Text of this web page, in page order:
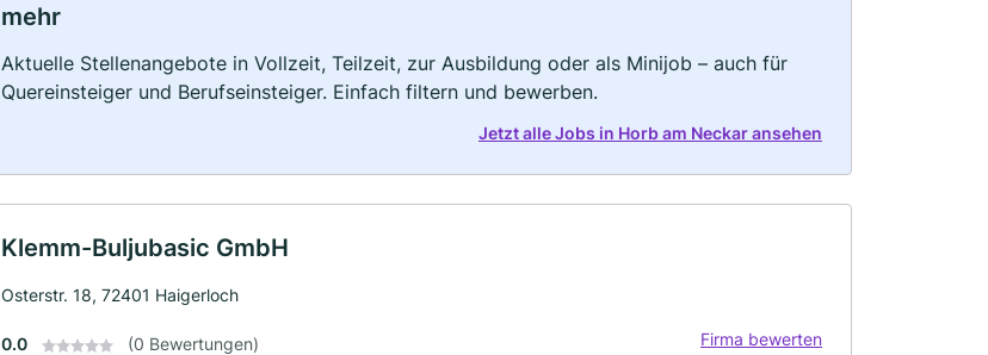
mehr
Aktuelle Stellenangebote in Vollzeit, Teilzeit, zur Ausbildung oder als Minijob – auch für
Quereinsteiger und Berufseinsteiger. Einfach filtern und bewerben.
Jetzt alle Jobs in Horb am Neckar ansehen
Klemm-Buljubasic GmbH
Osterstr. 18, 72401 Haigerloch
0.0 (0 Bewertungen) Firma bewerten